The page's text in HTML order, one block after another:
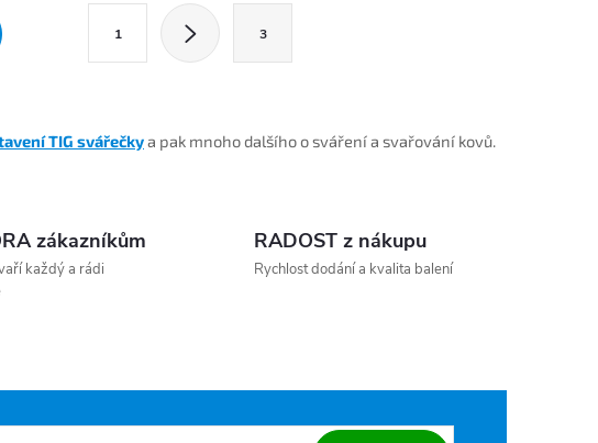
Stránkování
1 3
TIG svářečkya pak mnoho dalšího o sváření a svařování kovů.
zákazníkům
každý a rádi
RADOST z nákupu
Rychlost dodání a kvalita balení